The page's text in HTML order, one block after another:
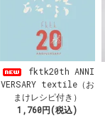
fktk20th ANNI
VERSARY textile（お
まけレシピ付き）
1,760円(税込)